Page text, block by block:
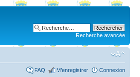
Recherche avancée
FAQ M’enregistrer Connexion